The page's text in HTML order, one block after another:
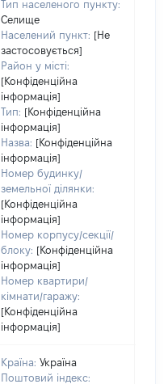
Тип населеного пункту:
Селище
Населений пункт: [Не
застосовується]
Район у місті:
[Конфіденційна
інформація]
Тип: [Конфіденційна
інформація]
Назва: [Конфіденційна
інформація]
Номер будинку/
земельної ділянки:
[Конфіденційна
інформація]
Номер корпусу/секції/
блоку: [Конфіденційна
інформація]
Номер квартири/
кімнати/гаражу:
[Конфіденційна
інформація]
Країна: Україна
Поштовий індекс: